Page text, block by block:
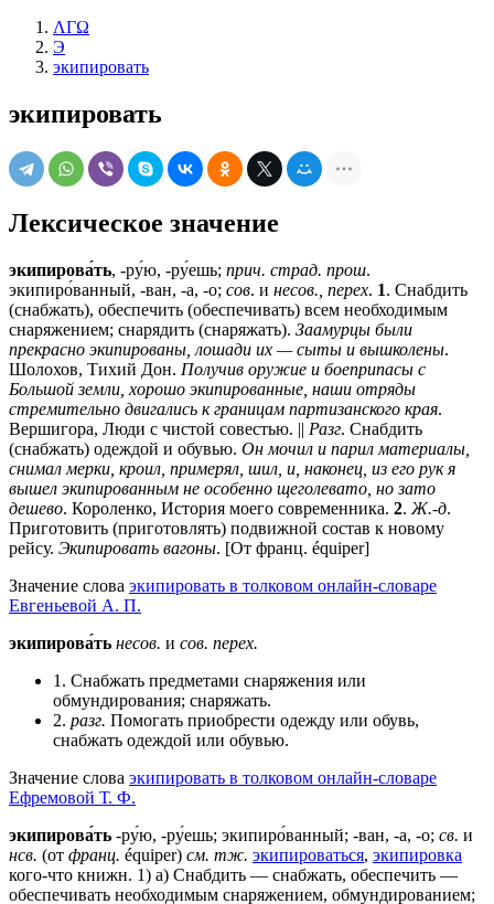
ΛΓΩ
Э
экипировать
экипировать
Лексическое значение
экипирова́ть, -ру́ю, -ру́ешь; прич. страд. прош.
экипиро́ванный, -ван, -а, -о; сов. и несов., перех. 1. Снабдить
(снабжать), обеспечить (обеспечивать) всем необходимым
снаряжением; снарядить (снаряжать). Заамурцы были
прекрасно экипированы, лошади их — сыты и вышколены.
Шолохов, Тихий Дон. Получив оружие и боеприпасы с
Большой земли, хорошо экипированные, наши отряды
стремительно двигались к границам партизанского края.
Вершигора, Люди с чистой совестью. || Разг. Снабдить
(снабжать) одеждой и обувью. Он мочил и парил материалы,
снимал мерки, кроил, примерял, шил, и, наконец, из его рук я
вышел экипированным не особенно щеголевато, но зато
дешево. Короленко, История моего современника. 2. Ж.-д.
Приготовить (приготовлять) подвижной состав к новому
рейсу. Экипировать вагоны. [От франц. équiper]
Значение слова экипировать в толковом онлайн-словаре
Евгеньевой А. П.
экипирова́ть несов. и сов. перех.
1. Снабжать предметами снаряжения или
обмундирования; снаряжать.
2. разг. Помогать приобрести одежду или обувь,
снабжать одеждой или обувью.
Значение слова экипировать в толковом онлайн-словаре
Ефремовой Т. Ф.
экипирова́ть -ру́ю, -ру́ешь; экипиро́ванный; -ван, -а, -о; св. и
нсв. (от франц. équiper) см. тж. экипироваться, экипировка
кого-что книжн. 1) а) Снабдить — снабжать, обеспечить —
обеспечивать необходимым снаряжением, обмундированием;